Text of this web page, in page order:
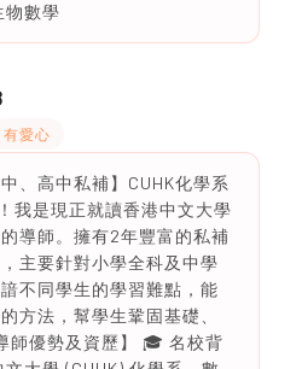
物數學
有愛心
、高中私補】CUHK化學系
我是現正就讀香港中文大學
導師。擁有2年豐富的私補
主要針對小學全科及中學
諳不同學生的學習難點，能
方法，幫學生鞏固基礎、
師優勢及資歷】 🎓 名校背